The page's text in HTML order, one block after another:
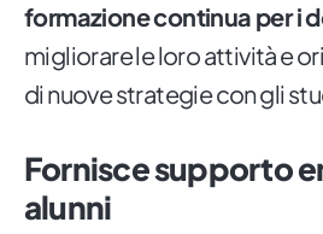
formazione continua per i
migliorare le loro attività e
di nuove strategie con gli
Fornisce supporto
alunni